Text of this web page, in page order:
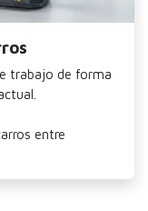
trabajo de forma
entre